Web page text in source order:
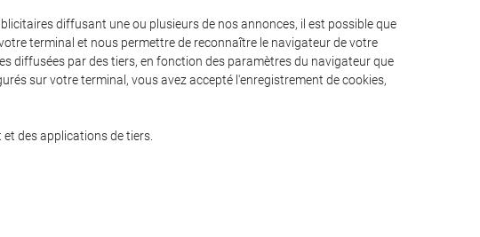
diffusant une ou plusieurs de nos annonces, il est possible que
terminal et nous permettre de reconnaître le navigateur de votre
diffusées par des tiers, en fonction des paramètres du navigateur que
sur votre terminal, vous avez accepté l'enregistrement de cookies,
des applications de tiers.